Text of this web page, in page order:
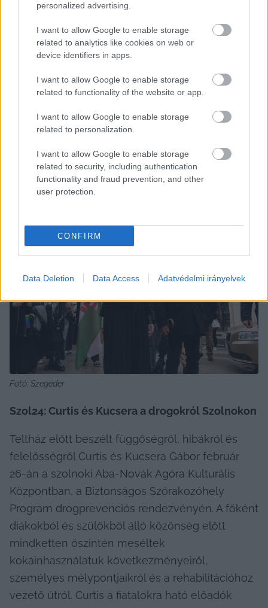
personalized advertising.
I want to allow Google to enable storage
related to analytics like cookies on web or
device identifiers in apps.
I want to allow Google to enable storage
related to functionality of the website or app.
I want to allow Google to enable storage
related to personalization.
I want to allow Google to enable storage
related to security, including authentication
functionality and fraud prevention, and other
user protection.
CONFIRM
Data Deletion Data Access Adatvédelmi irányelvek
De levágnám azokat a csöcsöket és megenném…
– ez csak egy a sok durva üzenet közül,
amelyeket egy szegedi politikus, Halász Noémi
Szegeder cikke megmutatja, hogy Halász esete
korántsem egyedi. A zaklatások ráadásul a nőket
sokkal mélyebben érintik, mivel őket női
elkövetők, de gyakori az is, hogy családjukat
fenyegetik.
Fotó: Szegeder
Szol24: Curtis és Kucsera a drogokról Szolnokon
Teltház előtt beszélt függőségről, hibákról és
felelősségről Curtis és Kucsera Gábor február
26-án a szolnoki Aba-Novák Agóra Kulturális
Központban, a Biztonságos Szórakozóhely
Program drogprevenciós rendezvényén. A főként
diákokból és szülőkből álló közönség előtt
mindketten őszintén meséltek
kokainhasználatuk következményeiről,
személyes mélypontjaikról és a rehabilitációhoz
vezető útról. Curtis a fiatalokra ható előadók